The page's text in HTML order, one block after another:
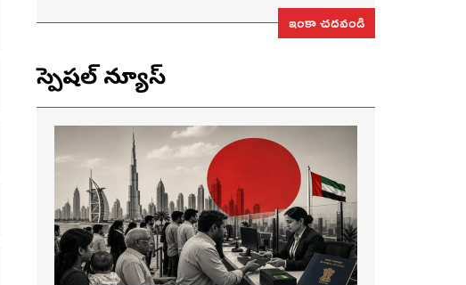
ఇంకా చదవండి
స్పెషల్ న్యూస్